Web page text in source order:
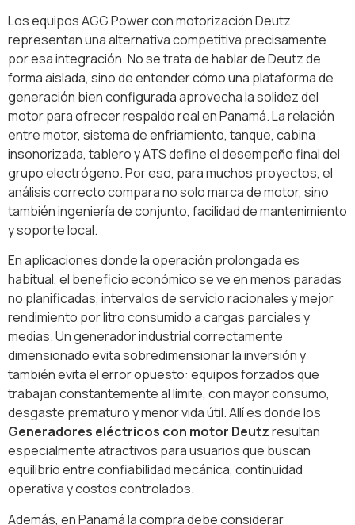
Los equipos AGG Power con motorización Deutz
representan una alternativa competitiva precisamente
por esa integración. No se trata de hablar de Deutz de
forma aislada, sino de entender cómo una plataforma de
generación bien configurada aprovecha la solidez del
motor para ofrecer respaldo real en Panamá. La relación
entre motor, sistema de enfriamiento, tanque, cabina
insonorizada, tablero y ATS define el desempeño final del
grupo electrógeno. Por eso, para muchos proyectos, el
análisis correcto compara no solo marca de motor, sino
también ingeniería de conjunto, facilidad de mantenimiento
y soporte local.
En aplicaciones donde la operación prolongada es
habitual, el beneficio económico se ve en menos paradas
no planificadas, intervalos de servicio racionales y mejor
rendimiento por litro consumido a cargas parciales y
medias. Un generador industrial correctamente
dimensionado evita sobredimensionar la inversión y
también evita el error opuesto: equipos forzados que
trabajan constantemente al límite, con mayor consumo,
desgaste prematuro y menor vida útil. Allí es donde los
Generadores eléctricos con motor Deutzresultan
especialmente atractivos para usuarios que buscan
equilibrio entre confiabilidad mecánica, continuidad
operativa y costos controlados.
Además, en Panamá la compra debe considerar